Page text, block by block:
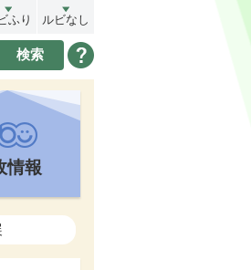
ふり ルビなし
情報